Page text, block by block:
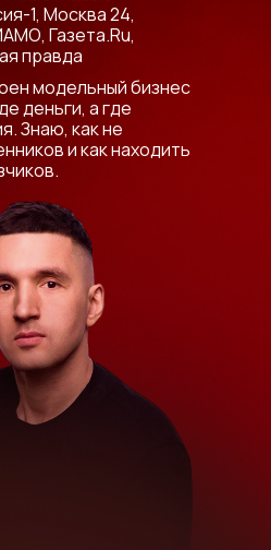
1, Москва 24,
Газета.Ru,
правда
модельный бизнес
деньги, а где
Знаю, как не
и как находить